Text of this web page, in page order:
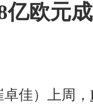
亿欧元
佳）上周，